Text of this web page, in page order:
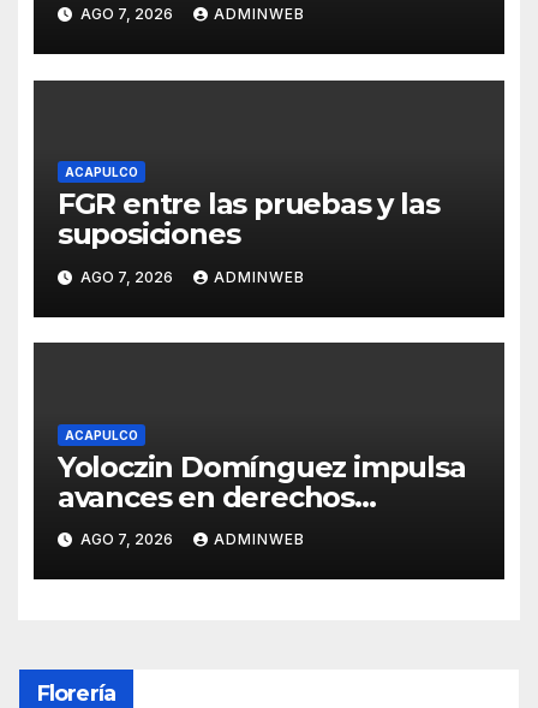
AGO 7, 2026 ADMINWEB
ACAPULCO
FGR entre las pruebas y las
suposiciones
AGO 7, 2026 ADMINWEB
ACAPULCO
Yoloczin Domínguez impulsa
avances en derechos
humanos desde el Congreso
AGO 7, 2026 ADMINWEB
Florería